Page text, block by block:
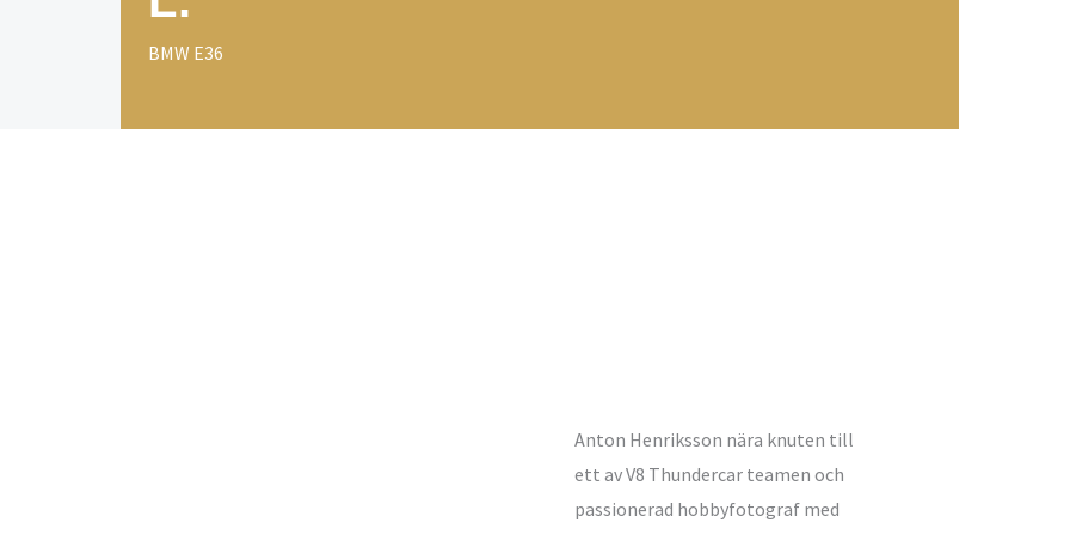
BMW E36
Anton Henriksson nära knuten till
ett av V8 Thundercar teamen och
passionerad hobbyfotograf med